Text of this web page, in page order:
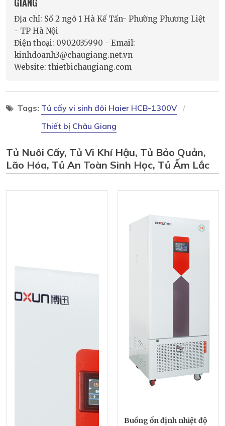
Địa chỉ: Số 2 ngõ 1 Hà Kế Tấn- Phường Phương Liệt
- TP Hà Nội
Điện thoại: 0902035990 - Email:
kinhdoanh3@chaugiang.net.vn
Website: thietbichaugiang.com
Tags: Tủ cấy vi sinh đôi Haier HCB-1300V
Thiết bị Châu Giang
Tủ Nuôi Cấy, Tủ Vi Khí Hậu, Tủ Bảo Quản,
Lão Hóa, Tủ An Toàn Sinh Học, Tủ Ấm Lắc
Buồng ổn định nhiệt độ